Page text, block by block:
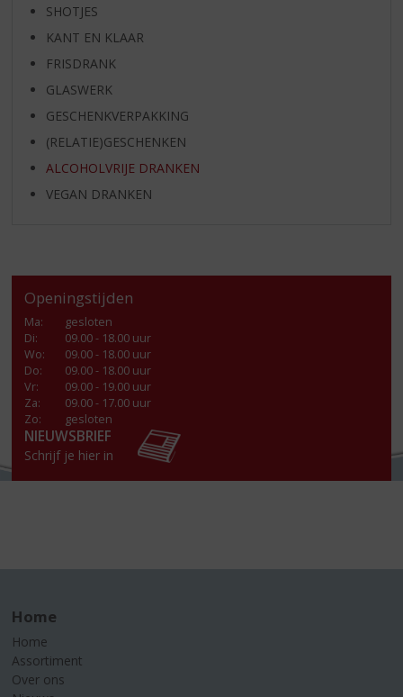
SHOTJES
KANT EN KLAAR
FRISDRANK
GLASWERK
GESCHENKVERPAKKING
(RELATIE)GESCHENKEN
ALCOHOLVRIJE DRANKEN
VEGAN DRANKEN
Openingstijden
Ma:
gesloten
Di:
09.00 - 18.00 uur
Wo:
09.00 - 18.00 uur
Do:
09.00 - 18.00 uur
Vr:
09.00 - 19.00 uur
Za:
09.00 - 17.00 uur
Zo:
gesloten
NIEUWSBRIEF
Schrijf je hier in
Home
Home
Assortiment
Over ons